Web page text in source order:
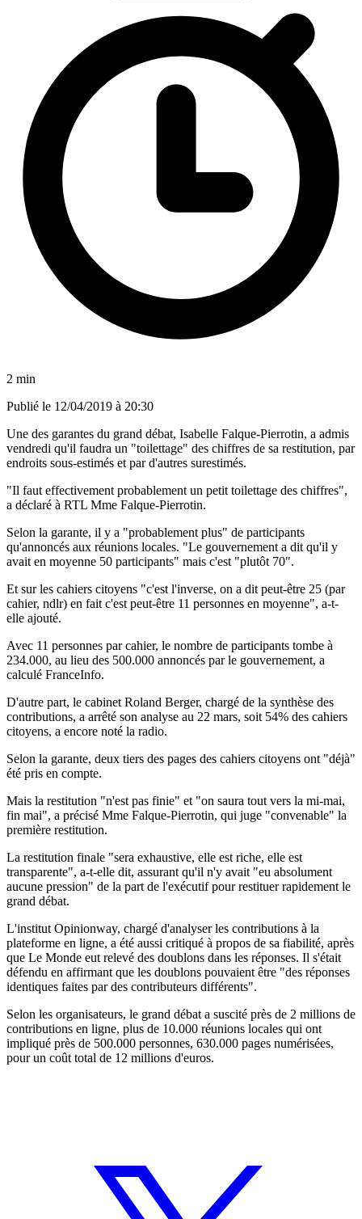
2 min
Publié le 12/04/2019 à 20:30
Une des garantes du grand débat, Isabelle Falque-Pierrotin, a admis
vendredi qu'il faudra un "toilettage" des chiffres de sa restitution, par
endroits sous-estimés et par d'autres surestimés.
"Il faut effectivement probablement un petit toilettage des chiffres",
a déclaré à RTL Mme Falque-Pierrotin.
Selon la garante, il y a "probablement plus" de participants
qu'annoncés aux réunions locales. "Le gouvernement a dit qu'il y
avait en moyenne 50 participants" mais c'est "plutôt 70".
Et sur les cahiers citoyens "c'est l'inverse, on a dit peut-être 25 (par
cahier, ndlr) en fait c'est peut-être 11 personnes en moyenne", a-t-
elle ajouté.
Avec 11 personnes par cahier, le nombre de participants tombe à
234.000, au lieu des 500.000 annoncés par le gouvernement, a
calculé FranceInfo.
D'autre part, le cabinet Roland Berger, chargé de la synthèse des
contributions, a arrêté son analyse au 22 mars, soit 54% des cahiers
citoyens, a encore noté la radio.
Selon la garante, deux tiers des pages des cahiers citoyens ont "déjà"
été pris en compte.
Mais la restitution "n'est pas finie" et "on saura tout vers la mi-mai,
fin mai", a précisé Mme Falque-Pierrotin, qui juge "convenable" la
première restitution.
La restitution finale "sera exhaustive, elle est riche, elle est
transparente", a-t-elle dit, assurant qu'il n'y avait "eu absolument
aucune pression" de la part de l'exécutif pour restituer rapidement le
grand débat.
L'institut Opinionway, chargé d'analyser les contributions à la
plateforme en ligne, a été aussi critiqué à propos de sa fiabilité, après
que Le Monde eut relevé des doublons dans les réponses. Il s'était
défendu en affirmant que les doublons pouvaient être "des réponses
identiques faites par des contributeurs différents".
Selon les organisateurs, le grand débat a suscité près de 2 millions de
contributions en ligne, plus de 10.000 réunions locales qui ont
impliqué près de 500.000 personnes, 630.000 pages numérisées,
pour un coût total de 12 millions d'euros.